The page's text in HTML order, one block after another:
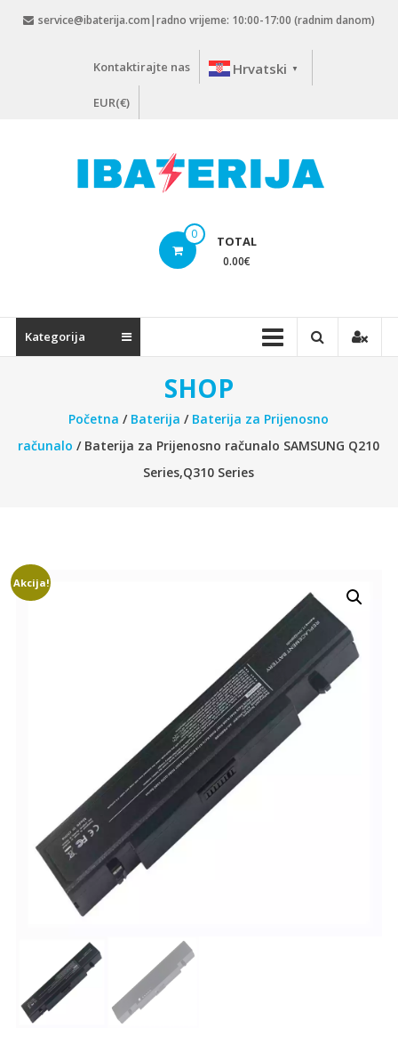
service@ibaterija.com|radno vrijeme: 10:00-17:00 (radnim danom)
Kontaktirajte nas Hrvatski ▼
EUR(€)
0 TOTAL
0.00€
Kategorija
SHOP
Početna / Baterija / Baterija za Prijenosno
računalo / Baterija za Prijenosno računalo SAMSUNG Q210
Series,Q310 Series
Akcija!